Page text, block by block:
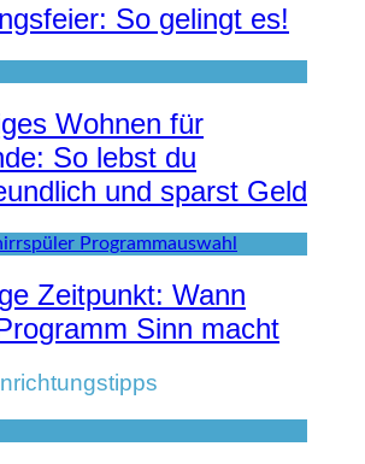
So gelingt es!
Wohnen für
So lebst du
und sparst Geld
Zeitpunkt: Wann
Sinn macht